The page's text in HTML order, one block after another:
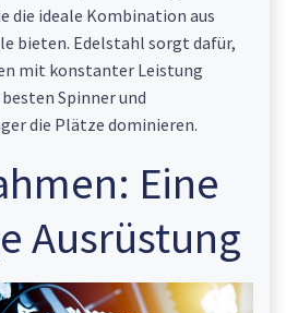
die ideale Kombination aus
bieten. Edelstahl sorgt dafür,
mit konstanter Leistung
Spinner und
die Plätze dominieren.
Eine
Ausrüstung